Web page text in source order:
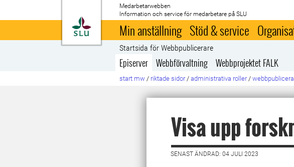
Till startsida
Medarbetarwebben
Information och service för medarbetare på SLU
Min anställning Stöd & service
Startsida för Webbpublicerare
Episerver Webbförvaltning Webbprojektet FALK
start mw / riktade sidor / administrativa roller /
Visa upp
SENAST ÄNDRAD: 04 JULI 2023